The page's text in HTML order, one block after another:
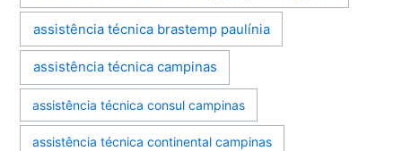
assistência técnica brastemp paulínia
assistência técnica campinas
assistência técnica consul campinas
assistência técnica continental campinas